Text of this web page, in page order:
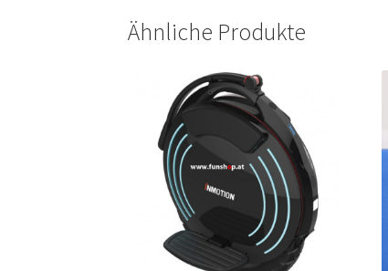
Ähnliche Produkte